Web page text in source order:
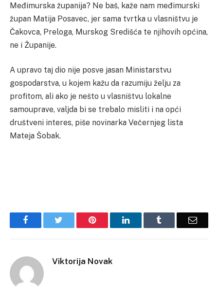
Međimurska županija? Ne baš, kaže nam međimurski
župan Matija Posavec, jer sama tvrtka u vlasništvu je
Čakovca, Preloga, Murskog Središća te njihovih općina,
ne i Županije.
A upravo taj dio nije posve jasan Ministarstvu
gospodarstva, u kojem kažu da razumiju želju za
profitom, ali ako je nešto u vlasništvu lokalne
samouprave, valjda bi se trebalo misliti i na opći
društveni interes, piše novinarka Večernjeg lista
Mateja Šobak.
Facebook Pinterest LinkedIn Email
Viktorija Novak